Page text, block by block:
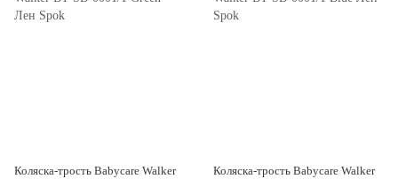
Коляска-трость Babycare Walker
Коляска-трость Babycare Walker